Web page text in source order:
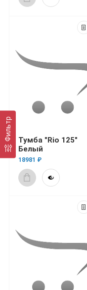
Фильтр
Тумба "Rio 125"
Белый
18981 ₽